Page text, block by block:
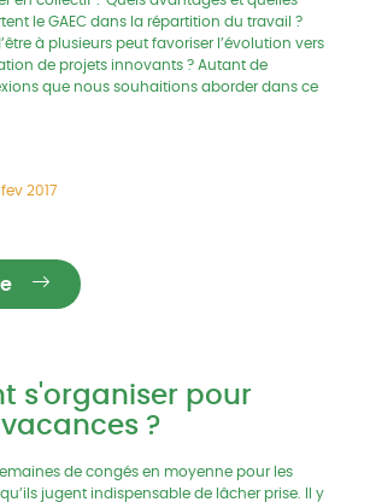
le GAEC dans la répartition du travail ?
à plusieurs peut favoriser l’évolution vers
de projets innovants ? Autant de
que nous souhaitions aborder dans ce
2017
s'organiser pour
?
de congés en moyenne pour les
jugent indispensable de lâcher prise. Il y